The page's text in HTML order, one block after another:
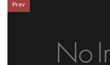
Prev